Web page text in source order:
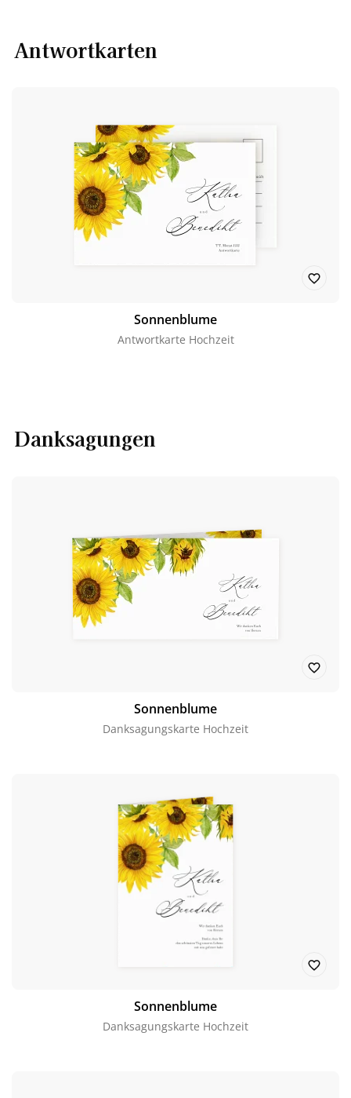
Antwortkarten
Sonnenblume
Antwortkarte Hochzeit
Danksagungen
Sonnenblume
Danksagungskarte Hochzeit
Sonnenblume
Danksagungskarte Hochzeit